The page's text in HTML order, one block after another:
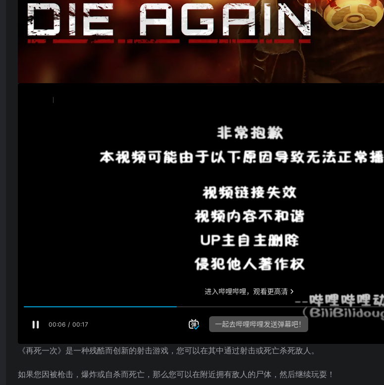
《再死一次》是一种残酷而创新的射击游戏，您可以在其中通过射击或死亡杀死敌人。
如果您因被枪击，爆炸或自杀而死亡，那么您可以在附近拥有敌人的尸体，然后继续玩耍！